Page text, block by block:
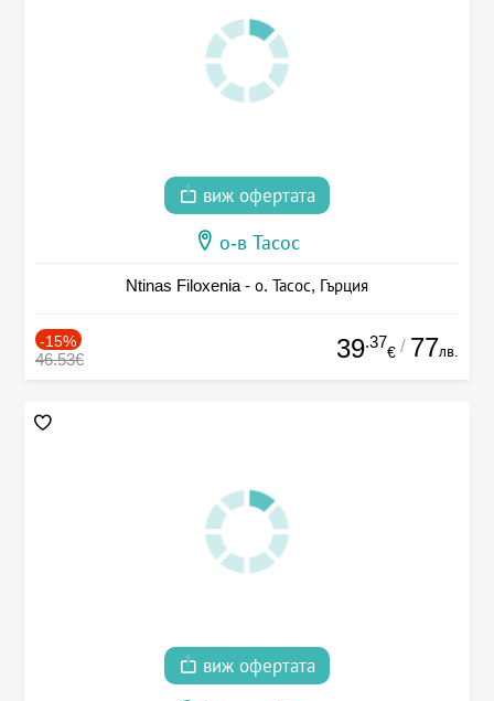
виж офертата
о-в Тасос
Ntinas Filoxenia - о. Тасос, Гърция
-15%
46.53€ 39.37
€ / 77лв.
виж офертата